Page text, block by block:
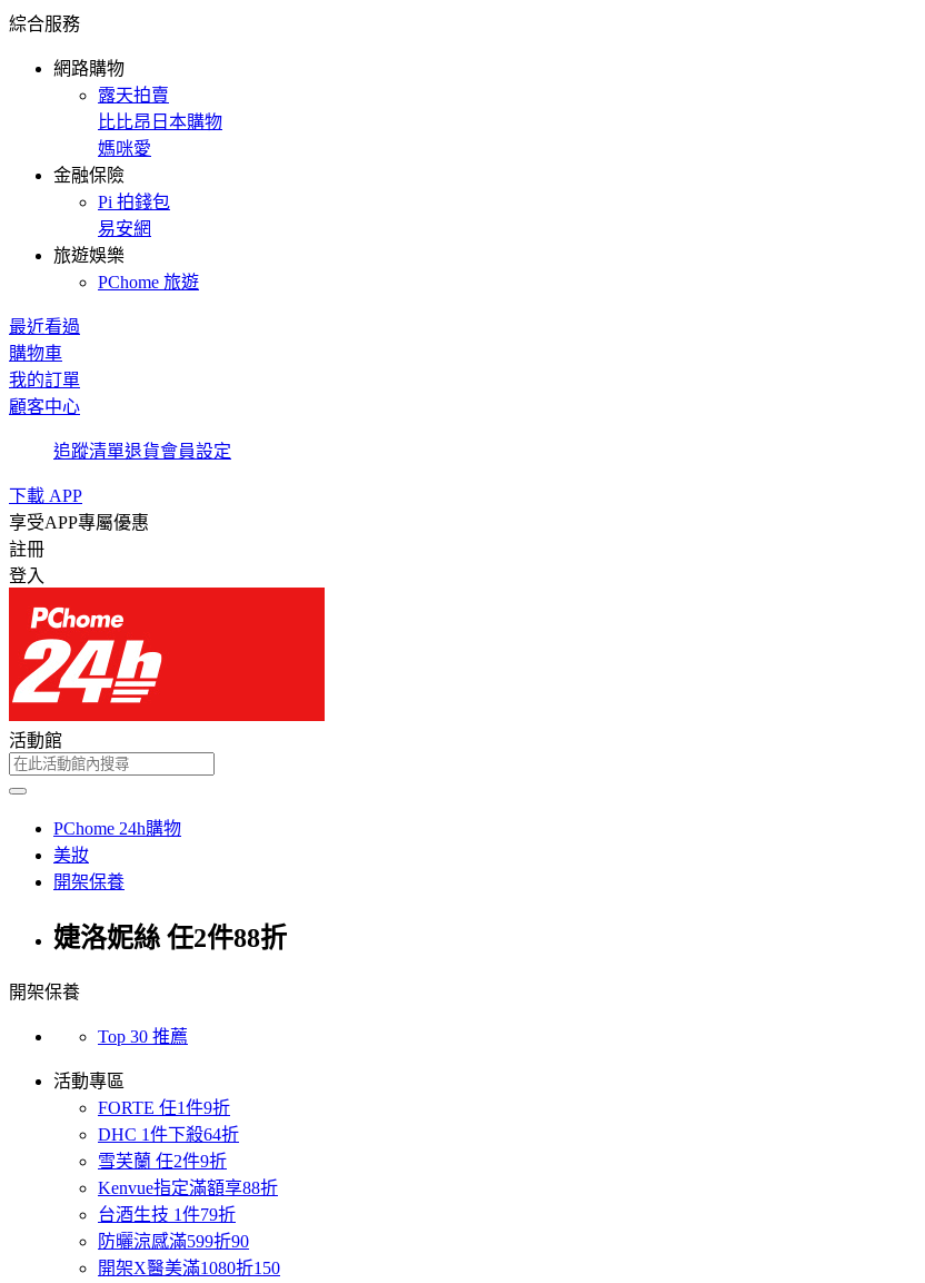
綜合服務
網路購物
露天拍賣
比比昂日本購物
媽咪愛
金融保險
Pi 拍錢包
易安網
旅遊娛樂
PChome 旅遊
最近看過
購物車
我的訂單
顧客中心
追蹤清單退貨會員設定
下載 APP
享受APP專屬優惠
註冊
登入
活動館
PChome 24h購物
美妝
開架保養
婕洛妮絲 任2件88折
開架保養
Top 30 推薦
活動專區
FORTE 任1件9折
DHC 1件下殺64折
雪芙蘭 任2件9折
Kenvue指定滿額享88折
台酒生技 1件79折
防曬涼感滿599折90
開架X醫美滿1080折150